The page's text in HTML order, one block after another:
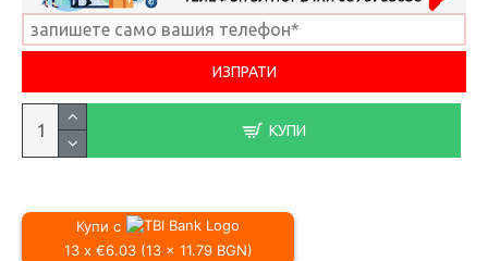
КУПИ
Купи с
13 x €6.03 (13 x 11.79 BGN)